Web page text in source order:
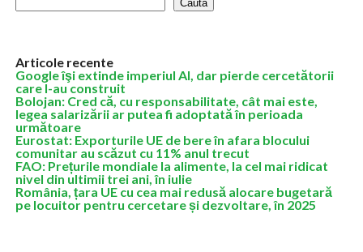
Caută
Articole recente
Google îşi extinde imperiul AI, dar pierde cercetătorii
care l-au construit
Bolojan: Cred că, cu responsabilitate, cât mai este,
legea salarizării ar putea fi adoptată în perioada
următoare
Eurostat: Exporturile UE de bere în afara blocului
comunitar au scăzut cu 11% anul trecut
FAO: Prețurile mondiale la alimente, la cel mai ridicat
nivel din ultimii trei ani, în iulie
România, țara UE cu cea mai redusă alocare bugetară
pe locuitor pentru cercetare și dezvoltare, în 2025